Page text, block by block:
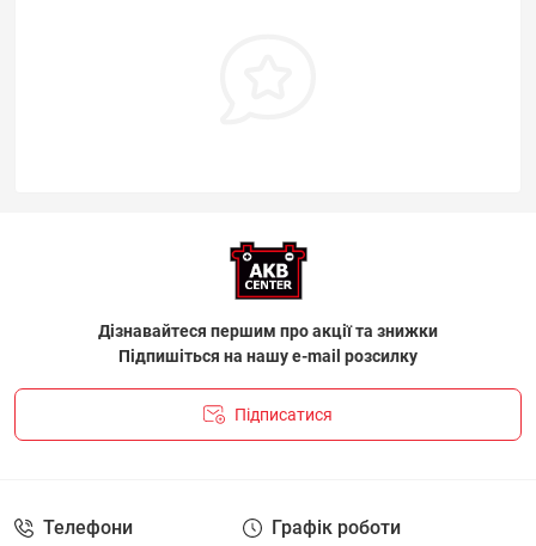
Дізнавайтеся першим про акції та знижки
Підпишіться на нашу e-mail розсилку
Підписатися
Телефони Графік роботи